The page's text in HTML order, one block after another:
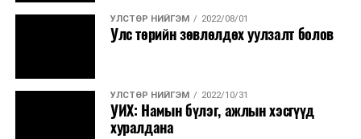
УЛСТӨР НИЙГЭМ 2022/08/01
Улс төрийн зөвлөлдөх уулзалт болов
УЛСТӨР НИЙГЭМ 2022/10/31
УИХ: Намын бүлэг, ажлын хэсгүүд
хуралдана